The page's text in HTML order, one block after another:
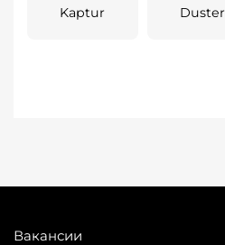
Kaptur Duster
Вакансии